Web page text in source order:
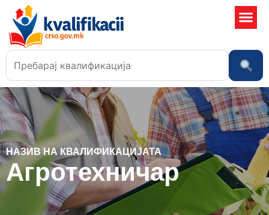
НАЗИВ НА КВАЛИФИКАЦИЈАТА
Агротехничар